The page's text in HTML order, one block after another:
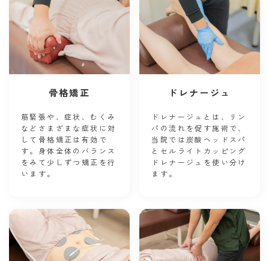
骨格矯正
筋緊張や、症状、むくみ
などさまざまな症状に対
して骨格矯正は有効で
す。身体全体のバランス
をみて少しずつ矯正を行
います。
ドレナージュ
ドレナージュとは、リン
パの流れを促す施術で、
当院では炭酸ヘッドスパ
とセルライトカッピング
ドレナージュを使い分け
ます。